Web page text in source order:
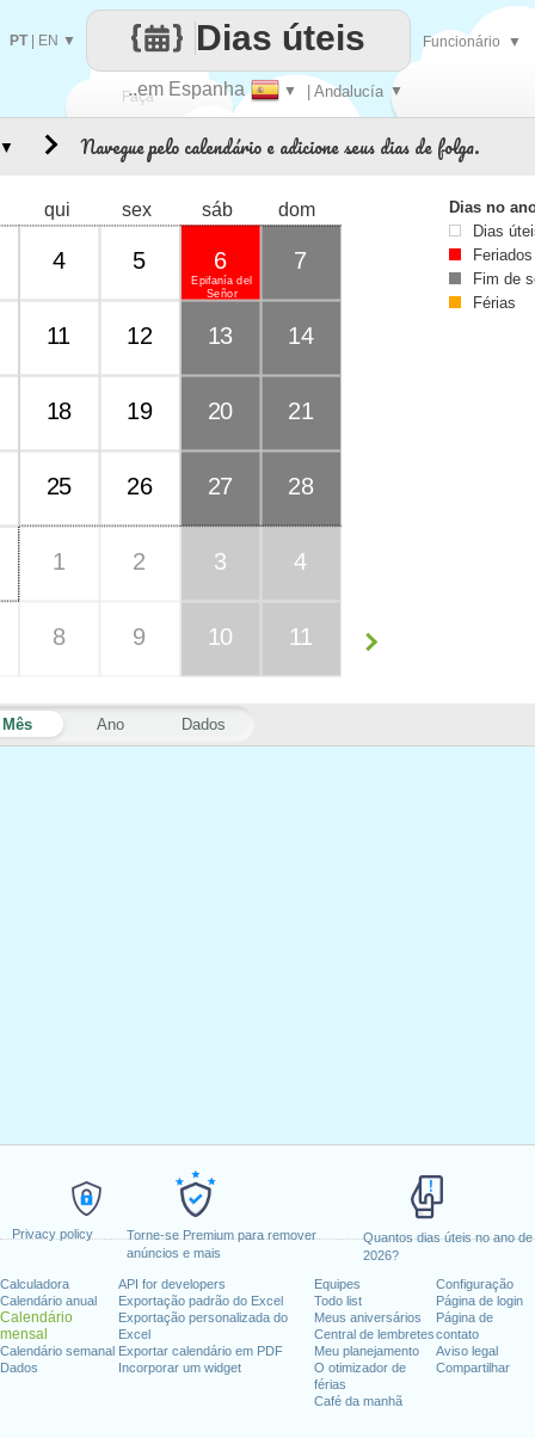
Privacy policy
Torne-se Premium para remover
anúncios e mais
Quantos dias úteis no ano de
2026?
Calculadora
Calendário anual
Calendário
mensal
Calendário semanal
Dados
API for developers
Exportação padrão do Excel
Exportação personalizada do
Excel
Exportar calendário em PDF
Incorporar um widget
Equipes
Todo list
Meus aniversários
Central de lembretes
Meu planejamento
O otimizador de
férias
Café da manhã
Configuração
Página de login
Página de
contato
Aviso legal
Compartilhar
Faça
..em Espanha ▼ | Andalucía ▼
Dias úteis
PT| EN ▼ Funcionário ▼
Navegue pelo calendário e adicione seus dias de folga.
Mês Ano Dados
qui sex sáb dom
4 5
Epifanía del
Señor
6 7
11 12 13 14
18 19 20 21
25 26 27 28
1 2 3 4
8 9 10 11
▼
Dias no
Dias
Feriados
Fim de
Férias